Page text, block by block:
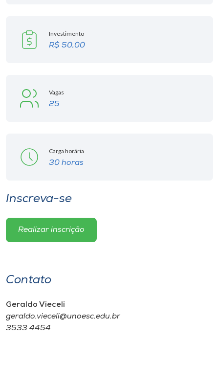
Investimento
R$ 50,00
Vagas
25
Carga horária
30 horas
Inscreva-se
Realizar inscrição
Contato
Geraldo Vieceli
geraldo.vieceli@unoesc.edu.br
3533 4454